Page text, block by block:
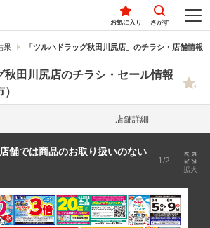
お気に入り さがす
果 「ツルハドラッグ秋田川尻店」のチラシ・店舗情報
秋田川尻店のチラシ・セール情報
店舗詳細
舗では商品のお取り扱いのない
1/2
拡大